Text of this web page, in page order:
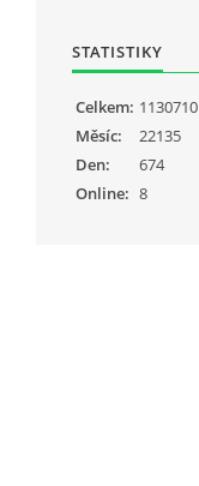
STATISTIKY
Online: 8
Celkem: 1130710
Měsíc:
22135
Den:
674